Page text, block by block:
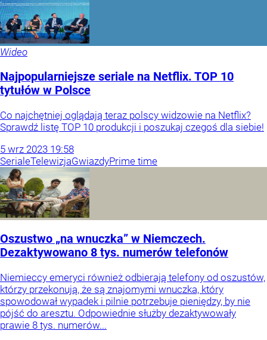
Wideo
Najpopularniejsze seriale na Netflix. TOP 10
tytułów w Polsce
Co najchętniej oglądają teraz polscy widzowie na Netflix?
Sprawdź listę TOP 10 produkcji i poszukaj czegoś dla siebie!
5 wrz 2023 19:58
SerialeTelewizjaGwiazdyPrime time
Oszustwo „na wnuczka” w Niemczech.
Dezaktywowano 8 tys. numerów telefonów
Niemieccy emeryci również odbierają telefony od oszustów,
którzy przekonują, że są znajomymi wnuczka, który
spowodował wypadek i pilnie potrzebuje pieniędzy, by nie
pójść do aresztu. Odpowiednie służby dezaktywowały
prawie 8 tys. numerów...